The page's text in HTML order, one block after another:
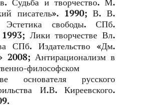
Судьба и творчество. М.
писатель». 1990; В. В.
Эстетика свободы. СПб.
1993; Лики творчестве Вл.
СПб. Издательство «Дм.
2008; Антирационализм в
философском
основателя русского
И.В. Киреевского.